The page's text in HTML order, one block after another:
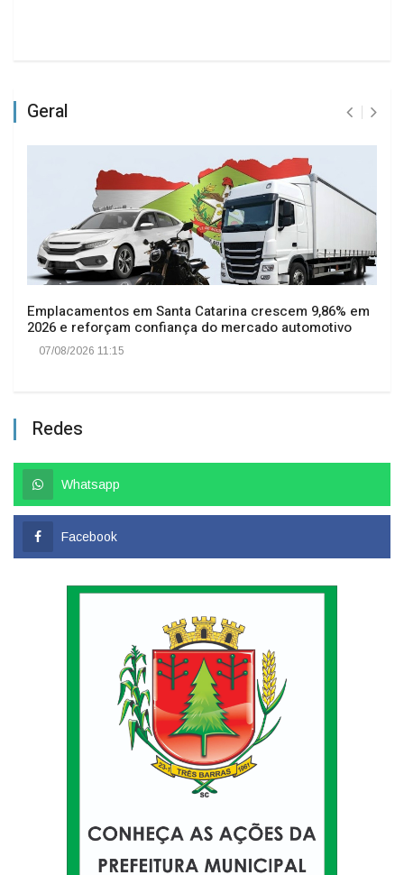
Geral
Emplacamentos em Santa Catarina crescem 9,86% em
2026 e reforçam confiança do mercado automotivo
07/08/2026 11:15
Redes
Whatsapp
Facebook